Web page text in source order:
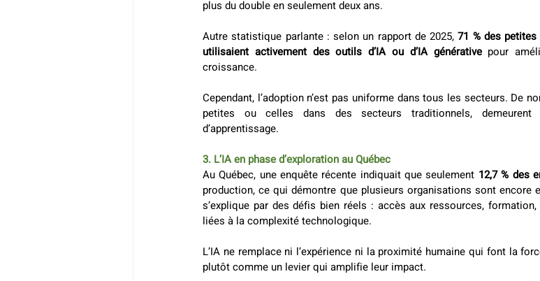
plus du double en seulement deux ans.
Autre statistique parlante : selon un rapport de 2025, 71 % des
utilisaient activement des outils d’IA ou d’IA générative pour
croissance.
Cependant, l’adoption n’est pas uniforme dans tous les secteurs. De
petites ou celles dans des secteurs traditionnels, demeurent
d’apprentissage.
3. L’IA en phase d’exploration au Québec
Au Québec, une enquête récente indiquait que seulement 12,7 % des
production, ce qui démontre que plusieurs organisations sont encore
s’explique par des défis bien réels : accès aux ressources,
liées à la complexité technologique.
L’IA ne remplace ni l’expérience ni la proximité humaine qui font la
plutôt comme un levier qui amplifie leur impact.